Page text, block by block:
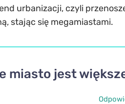
urbanizacji, czyli
stając się megamiastami.
miasto jest